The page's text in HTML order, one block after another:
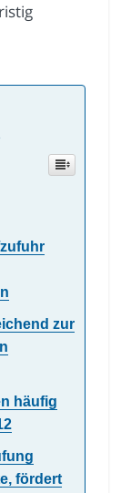
zur
häufig
fördert